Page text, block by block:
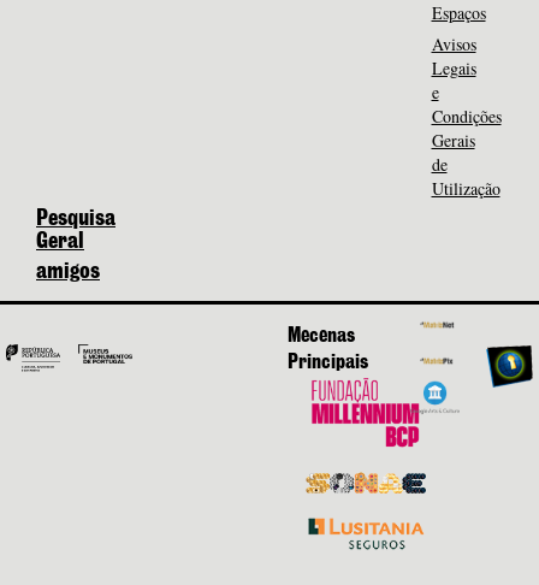
Espaços
Avisos
Legais
e
Condições
Gerais
de
Utilização
Pesquisa
Geral
amigos
Mecenas
Principais